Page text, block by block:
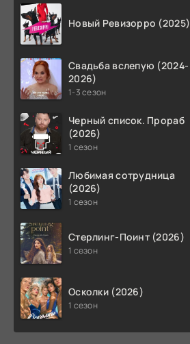
Новый Ревизорро (2025)
Свадьба вслепую (2024-
2026)
1-3 сезон
Черный список. Прораб
(2026)
1 сезон
Любимая сотрудница
(2026)
1 сезон
Стерлинг-Поинт (2026)
1 сезон
Осколки (2026)
1 сезон